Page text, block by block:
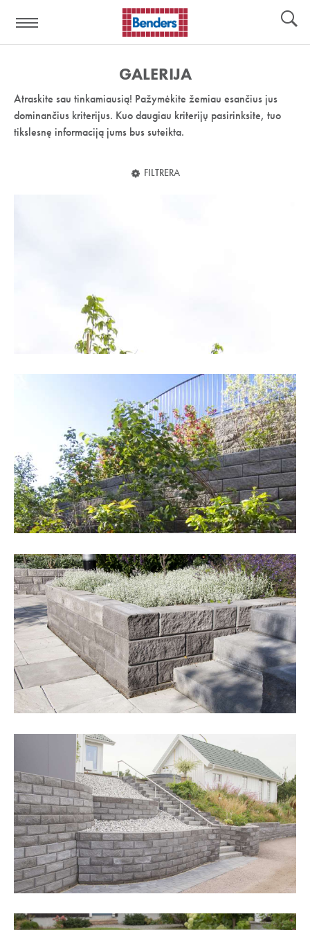
nuoroda:
GALERIJA
Atraskite sau tinkamiausią! Pažymėkite žemiau esančius jus
dominančius kriterijus. Kuo daugiau kriterijų pasirinksite, tuo
tikslesnę informaciją jums bus suteikta.
FILTRERA